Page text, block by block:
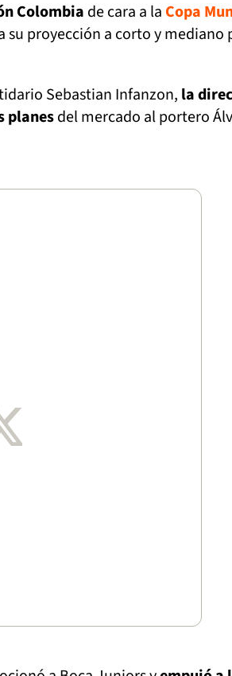
Colombia de cara a la Copa
su proyección a corto y mediano
Sebastian Infanzon, la
planesdel mercado al portero